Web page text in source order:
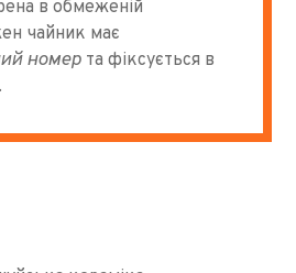
в обмеженій
чайник має
номер та фіксується в